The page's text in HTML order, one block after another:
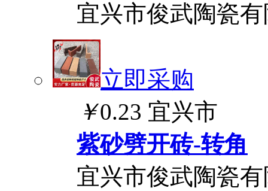
宜兴市俊武陶瓷
立即采购
￥0.23 宜兴市
紫砂劈开砖-转角
宜兴市俊武陶瓷